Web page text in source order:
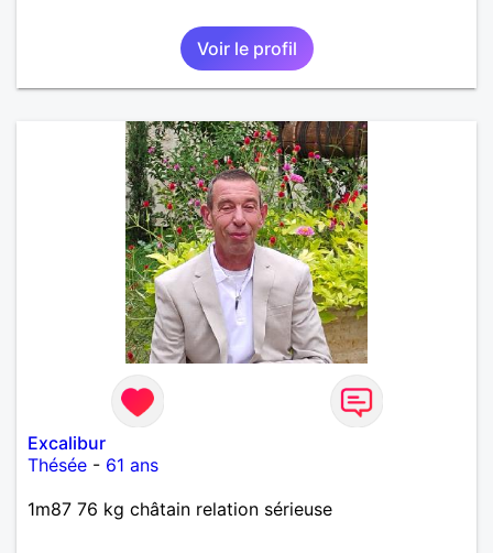
Voir le profil
Excalibur
Thésée - 61 ans
1m87 76 kg châtain relation sérieuse